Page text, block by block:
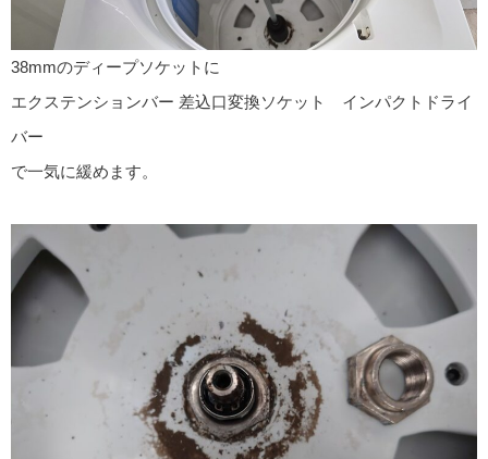
38mmのディープソケットに
エクステンションバー 差込口変換ソケット インパクトドライ
バー
で一気に緩めます。